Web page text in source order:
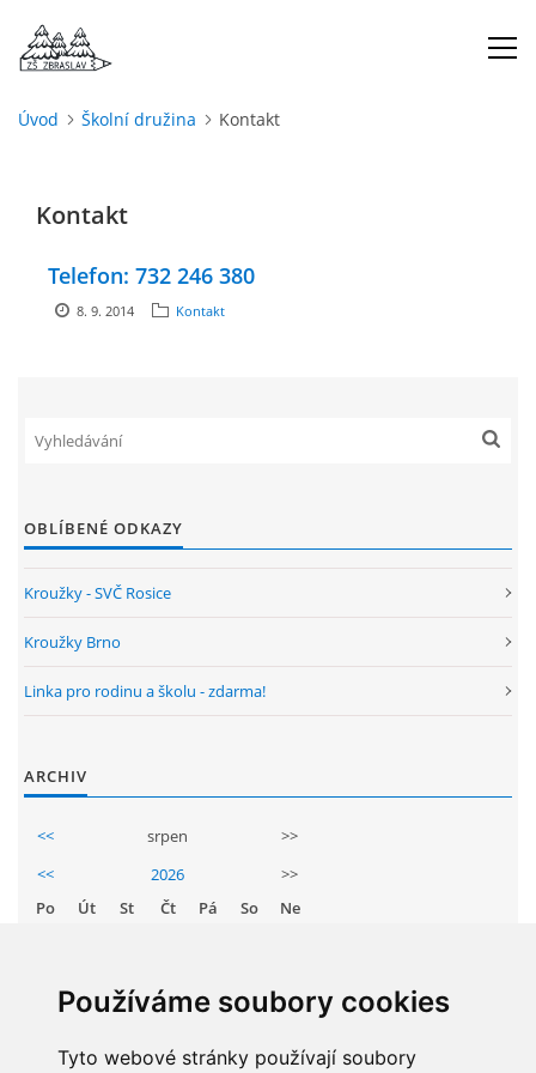
Používáme soubory cookies
Tyto webové stránky používají soubory
O NÁS
ŠKOLNÍ ROK
ŠKOLSKÁ RADA
ENVIRONMENTÁLNÍ VÝCHOVA
FOTOALBUM
ŠKOLNÍ JÍDELNA
ARCHIV
Úvod Školní družina Kontakt
Kontakt
Telefon: 732 246 380
8. 9. 2014 Kontakt
OBLÍBENÉ ODKAZY
Kroužky - SVČ Rosice
Kroužky Brno
Linka pro rodinu a školu - zdarma!
ARCHIV
<< srpen
>>
<<
2026
>>
Po
Út St Čt Pá So
Ne
11 12 13 14 15
16
18 19 20 21 22 23